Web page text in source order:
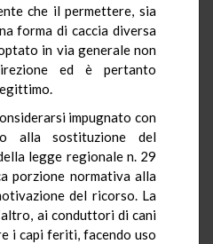
che il permettere, sia
forma di caccia diversa
in via generale non
ed è pertanto
impugnato con
alla sostituzione del
legge regionale n. 29
porzione normativa alla
del ricorso. La
ai conduttori di cani
i capi feriti, facendo uso